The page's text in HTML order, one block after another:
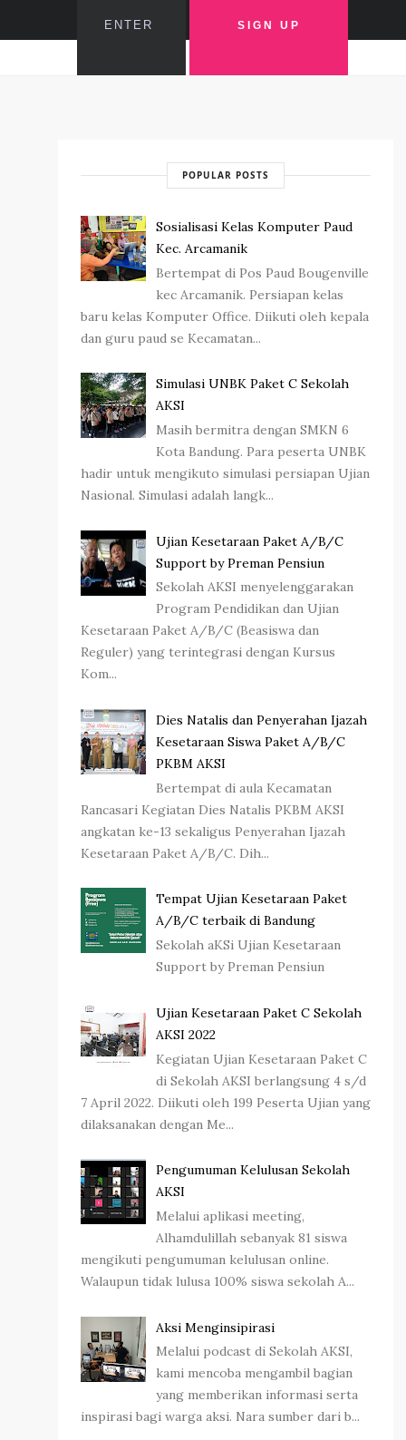
POPULAR POSTS
Sosialisasi Kelas Komputer Paud
Kec. Arcamanik
Bertempat di Pos Paud Bougenville
kec Arcamanik. Persiapan kelas
baru kelas Komputer Office. Diikuti oleh kepala
dan guru paud se Kecamatan...
Simulasi UNBK Paket C Sekolah
AKSI
Masih bermitra dengan SMKN 6
Kota Bandung. Para peserta UNBK
hadir untuk mengikuto simulasi persiapan Ujian
Nasional. Simulasi adalah langk...
Ujian Kesetaraan Paket A/B/C
Support by Preman Pensiun
Sekolah AKSI menyelenggarakan
Program Pendidikan dan Ujian
Kesetaraan Paket A/B/C (Beasiswa dan
Reguler) yang terintegrasi dengan Kursus
Kom...
Dies Natalis dan Penyerahan Ijazah
Kesetaraan Siswa Paket A/B/C
PKBM AKSI
Bertempat di aula Kecamatan
Rancasari Kegiatan Dies Natalis PKBM AKSI
angkatan ke-13 sekaligus Penyerahan Ijazah
Kesetaraan Paket A/B/C. Dih...
Tempat Ujian Kesetaraan Paket
A/B/C terbaik di Bandung
Sekolah aKSi Ujian Kesetaraan
Support by Preman Pensiun
Ujian Kesetaraan Paket C Sekolah
AKSI 2022
Kegiatan Ujian Kesetaraan Paket C
di Sekolah AKSI berlangsung 4 s/d
7 April 2022. Diikuti oleh 199 Peserta Ujian yang
dilaksanakan dengan Me...
Pengumuman Kelulusan Sekolah
AKSI
Melalui aplikasi meeting,
Alhamdulillah sebanyak 81 siswa
mengikuti pengumuman kelulusan online.
Walaupun tidak lulusa 100% siswa sekolah A...
Aksi Menginsipirasi
Melalui podcast di Sekolah AKSI,
kami mencoba mengambil bagian
yang memberikan informasi serta
inspirasi bagi warga aksi. Nara sumber dari b...